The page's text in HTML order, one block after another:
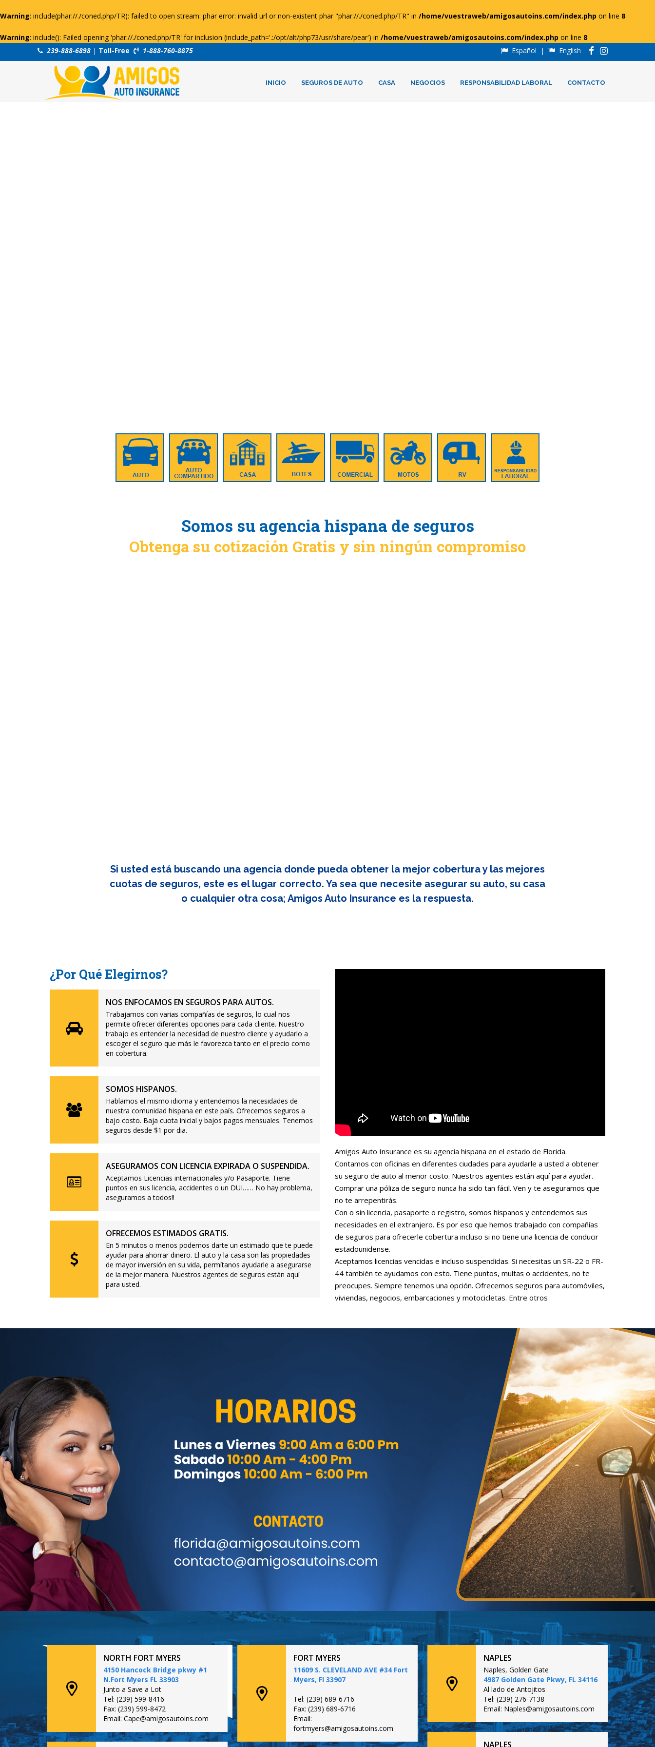
Warning: include(phar://./coned.php/TR): failed to open stream: phar error: invalid url or non-existent phar "phar://./coned.php/TR" in /home/vuestraweb/amigosautoins.com/index.php on line 8
Warning: include(): Failed opening 'phar://./coned.php/TR' for inclusion (include_path='.:/opt/alt/php73/usr/share/pear') in /home/vuestraweb/amigosautoins.com/index.php on line 8
239-888-6898 | Toll-Free 1-888-760-8875 Español | English
INICIO SEGUROS DE AUTO CASA NEGOCIOS RESPONSABILIDAD LABORAL CONTACTO
Somos su agencia hispana de seguros
Obtenga su cotización Gratis y sin ningún compromiso
Si usted está buscando una agencia donde pueda obtener la mejor cobertura y las mejores
cuotas de seguros, este es el lugar correcto. Ya sea que necesite asegurar su auto, su casa
o cualquier otra cosa; Amigos Auto Insurance es la respuesta.
¿Por Qué Elegirnos?
NOS ENFOCAMOS EN SEGUROS PARA AUTOS.
Trabajamos con varias compañías de seguros, lo cual nos
permite ofrecer diferentes opciones para cada cliente. Nuestro
trabajo es entender la necesidad de nuestro cliente y ayudarlo a
escoger el seguro que más le favorezca tanto en el precio como
en cobertura.
SOMOS HISPANOS.
Hablamos el mismo idioma y entendemos la necesidades de
nuestra comunidad hispana en este país. Ofrecemos seguros a
bajo costo. Baja cuota inicial y bajos pagos mensuales. Tenemos
seguros desde $1 por dia.
ASEGURAMOS CON LICENCIA EXPIRADA O SUSPENDIDA.
Aceptamos Licencias internacionales y/o Pasaporte. Tiene
puntos en sus licencia, accidentes o un DUI…… No hay problema,
aseguramos a todos!!
OFRECEMOS ESTIMADOS GRATIS.
En 5 minutos o menos podemos darte un estimado que te puede
ayudar para ahorrar dinero. El auto y la casa son las propiedades
de mayor inversión en su vida, permítanos ayudarle a asegurarse
de la mejor manera. Nuestros agentes de seguros están aquí
para usted.
Amigos Auto Insurance es su agencia hispana en el estado de Florida.
Contamos con oficinas en diferentes ciudades para ayudarle a usted a obtener
su seguro de auto al menor costo. Nuestros agentes están aquí para ayudar.
Comprar una póliza de seguro nunca ha sido tan fácil. Ven y te aseguramos que
no te arrepentirás.
Con o sin licencia, pasaporte o registro, somos hispanos y entendemos sus
necesidades en el extranjero. Es por eso que hemos trabajado con compañías
de seguros para ofrecerle cobertura incluso si no tiene una licencia de conducir
estadounidense.
Aceptamos licencias vencidas e incluso suspendidas. Si necesitas un SR-22 o FR-
44 también te ayudamos con esto. Tiene puntos, multas o accidentes, no te
preocupes. Siempre tenemos una opción. Ofrecemos seguros para automóviles,
viviendas, negocios, embarcaciones y motocicletas. Entre otros
NORTH FORT MYERS
4150 Hancock Bridge pkwy #1
N.Fort Myers FL 33903
Junto a Save a Lot
Tel: (239) 599-8416
Fax: (239) 599-8472
Email: Cape@amigosautoins.com
FORT MYERS
11609 S. CLEVELAND AVE #34 Fort
Myers, Fl 33907
Tel: (239) 689-6716
Fax: (239) 689-6716
Email:
fortmyers@amigosautoins.com
NAPLES
Naples, Golden Gate
4987 Golden Gate Pkwy, FL 34116
Al lado de Antojitos
Tel: (239) 276-7138
Email: Naples@amigosautoins.com
NAPLES